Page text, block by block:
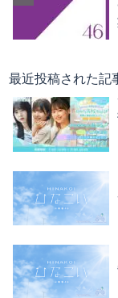
最近投稿された記